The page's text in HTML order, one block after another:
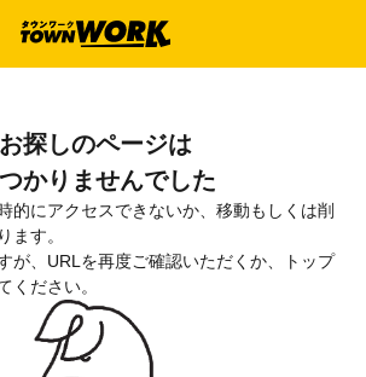
お探しのページは
かりませんでした
的にアクセスできないか、移動もしくは削
ます。
が、URLを再度ご確認いただくか、トップ
ください。